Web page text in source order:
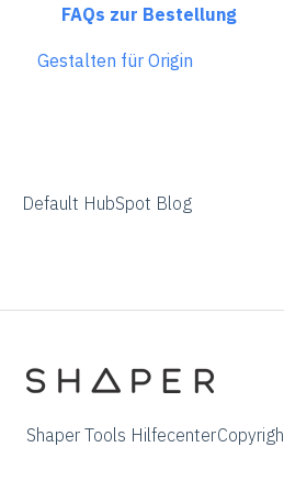
Spindel FAQs
Rücksendungen &
Generelle Informationen
Gen1 Origin
ShaperHub
FAQs zur Bestellung
Gestalten für Origin
Affinity Designer
Palette CAD
Rhino 3d
Default HubSpot Blog
Shaper Tools Hilfecenter